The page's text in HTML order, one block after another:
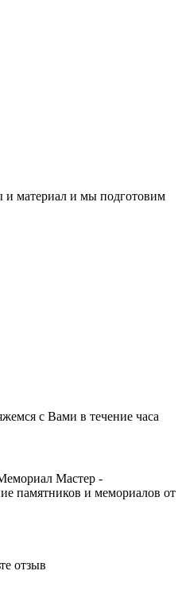
и материал и мы подготовим
с Вами в течение часа
Мастер -
памятников и мемориалов от
отзыв